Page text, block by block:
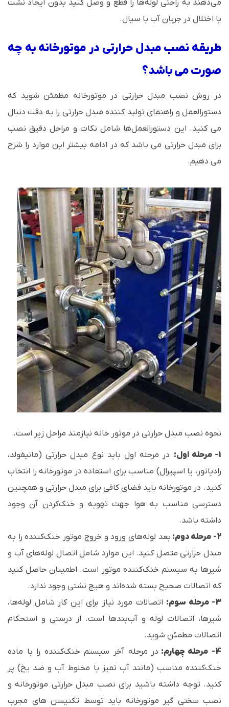
می‌دهند به راحتی لوله‌ها را قطع و وصل کنید بدون ایجاد نشت
یا اختلال در جریان آب یا سیال.
طریقه نصب مبدل حرارتی در موتورخانه به چه
صورت می باشد؟
در روش نصب مبدل حرارتی در موتورخانه مطمئن شوید که
دستورالعمل و راهنمای تولید کننده مبدل حرارتی را به دقت دنبال
می کنید. این دستورالعمل‌ها شامل نکات و مراحل دقیق نصب
برای مبدل حرارتی می باشد که در ادامه بیشتر این موارد را شرح
می دهیم.
نحوه نصب مبدل حرارتی در موتور خانه نیازمند مراحل زیر است.
1- مرحله اول:
در مرحله اول باید نوع مبدل حرارتی (مانیفولد،
رادیاتور، یا اسپیرال) مناسب برای استفاده در موتورخانه را انتخاب
کنید. در موتورخانه باید فضای کافی برای مبدل حرارتی و همچنین
دسترسی مناسب به هوا جهت تهویه و خنک‌کردن آن وجود
داشته باشد.
2- مرحله دوم:
بعد لوله‌های ورود و خروج موتور خنک‌کننده را به
مبدل حرارتی متصل کنید. این موارد شامل اتصال لوله‌های آب و
شیرها به سیستم خنک‌کننده موتور است. اطمینان حاصل کنید
که اتصالات صحیح بسته شده‌اند و هیچ نشتی وجود ندارد.
3- مرحله سوم:
اتصالات مورد نیاز برای این کار شامل لوله‌ها،
شیرها، اتصالات لوله و آب‌بندها است. از درستی و استحکام
اتصالات مطمئن شوید.
4- مرحله چهارم:
در مرحله آخر سیستم خنک‌کننده را با ماده
خنک‌کننده مناسب (مانند آب تمیز یا مخلوط آب و ضد یخ) پر
کنید. توجه داشته باشید برای نصب مبدل حرارتی موتورخانه و
نصب سختی گیر موتورخانه باید توسط تکنیسن های مجرب